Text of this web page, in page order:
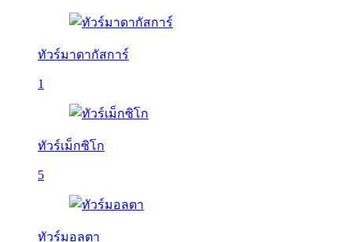
ทัวร์มาดากัสการ์
1
ทัวร์เม็กซิโก
5
ทัวร์มอลตา